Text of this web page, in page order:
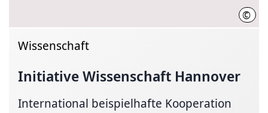
©
Wissenschaft
Initiative Wissenschaft Hannover
International beispielhafte Kooperation